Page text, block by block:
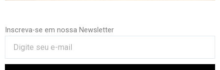
Inscreva-se em nossa Newsletter